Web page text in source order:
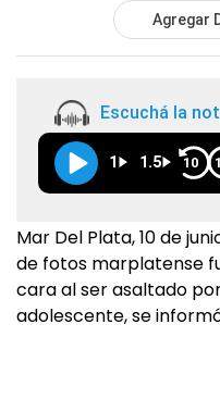
Agregar
Escuchá la
1 1.5 10
Mar Del Plata, 10 de
de fotos marplatense
cara al ser asaltado
adolescente, se